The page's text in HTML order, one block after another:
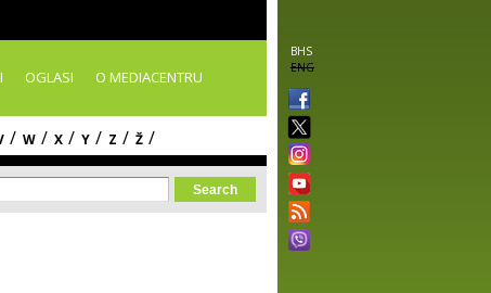
BHS
ENG
OGLASI O MEDIACENTRU
/ W / X / Y / Z / Ž /